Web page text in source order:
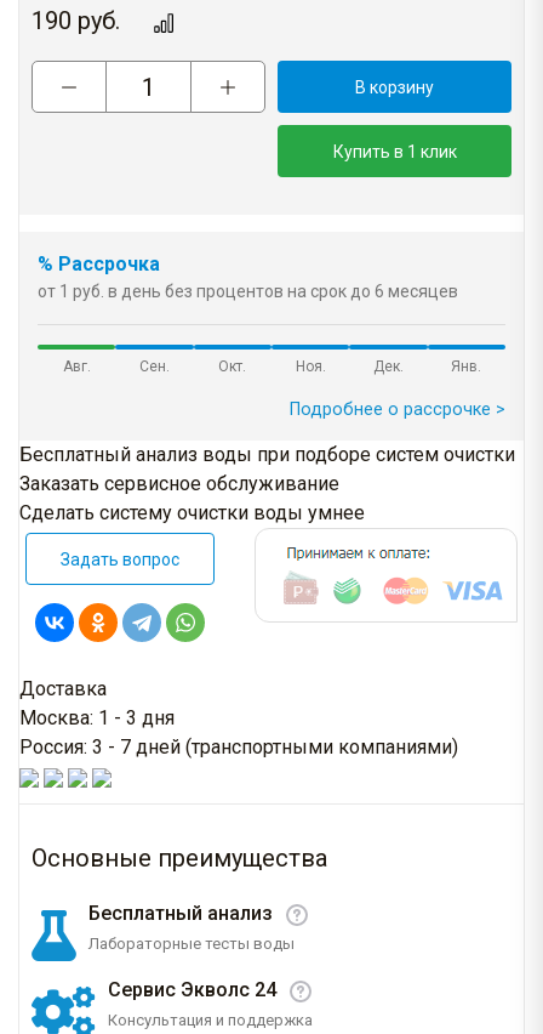
190 руб.
В корзину
Купить в 1 клик
% Рассрочка
от 1 руб. в день без процентов на срок до 6 месяцев
Авг. Сен. Окт. Ноя. Дек. Янв.
Подробнее о рассрочке >
Бесплатный анализ воды при подборе систем очистки
Заказать сервисное обслуживание
Сделать систему очистки воды умнее
Задать вопрос
Доставка
Москва: 1 - 3 дня
Россия: 3 - 7 дней (транспортными компаниями)
Основные преимущества
Бесплатный анализ
Лабораторные тесты воды
Сервис Экволс 24
Консультация и поддержка